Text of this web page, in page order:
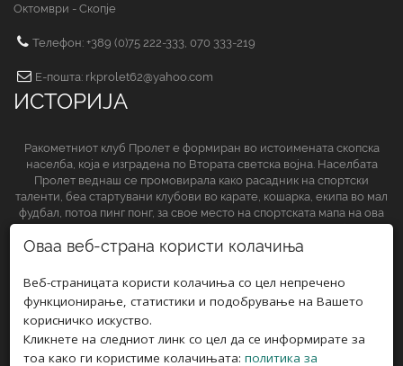
Октомври - Скопје
Телефон: +389 (0)75 222-333, 070 333-219
Е-пошта: rkprolet62@yahoo.com
ИСТОРИЈА
Ракометниот клуб Пролет е формиран во истоимената скопска
населба, која е изградена по Втората светска војна. Населбата
Пролет веднаш се промовирала како расадник на спортски
таленти, беа стартувани клубови во карате, кошарка, екипа во мал
фудбал, потоа пинг понг, за свое место на спортската мапа на ова
СЛЕДЕТЕ НЀ НА
Оваа веб-страна користи колачиња
Веб-страницата користи колачиња со цел непречено
функционирање, статистики и подобрување на Вашето
корисничко искуство.
Кликнете на следниот линк со цел да се информирате за
тоа како ги користиме колачињата: политика за